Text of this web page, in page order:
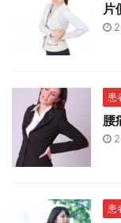
片
患
腰
患